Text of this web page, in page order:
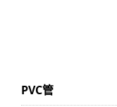
PVC管